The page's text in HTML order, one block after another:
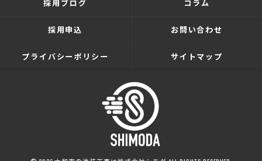
採用ブログ コラム
採用申込 お問い合わせ
プライバシーポリシー サイトマップ